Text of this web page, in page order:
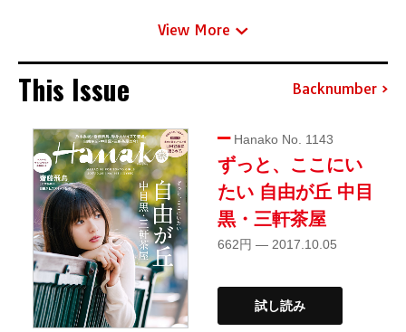
View More
This Issue Backnumber
Hanako No. 1143
ずっと、ここにい
たい 自由が丘 中目
黒・三軒茶屋
662円 — 2017.10.05
試し読み